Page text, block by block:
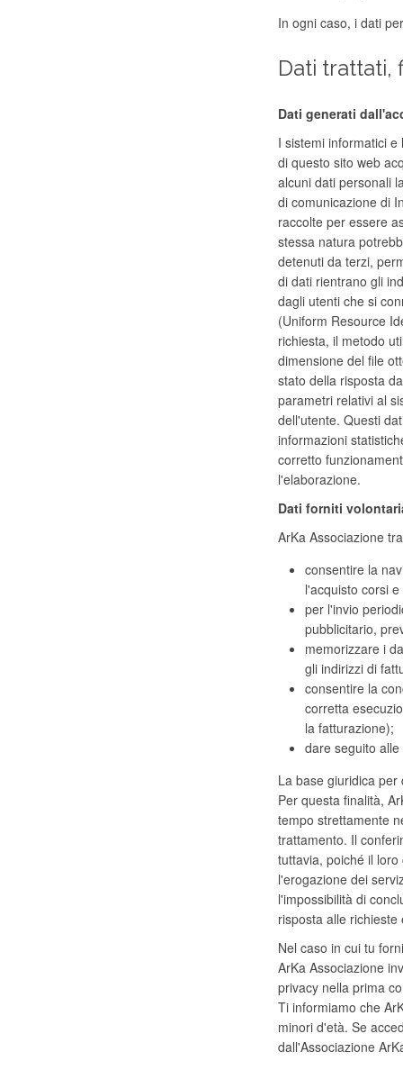
In ogni caso, i dati
Dati trattati,
Dati generati
I sistemi informatici
di questo sito web
alcuni dati personali
di comunicazione di
raccolte per essere
stessa natura
detenuti da terzi,
di dati rientrano gli
dagli utenti che si
(Uniform Resource
richiesta, il metodo
dimensione del file
stato della risposta
parametri relativi al
dell'utente. Questi
informazioni
corretto
l'elaborazione.
Dati forniti
ArKa Associazione
consentire la
l'acquisto corsi e
per l'invio
pubblicitario,
memorizzare i
gli indirizzi di
consentire la
corretta
la fatturazione);
dare seguito
La base giuridica
Per questa finalità,
tempo strettamente
trattamento. Il
tuttavia, poiché il
l'erogazione dei
l'impossibilità di
risposta alle richieste
Nel caso in cui tu
ArKa Associazione
privacy nella prima
Ti informiamo che
minori d'età. Se
dall'Associazione